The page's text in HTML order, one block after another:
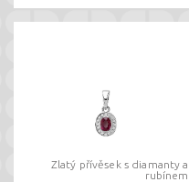
Zlatý přívěsek s diamanty a
rubínem